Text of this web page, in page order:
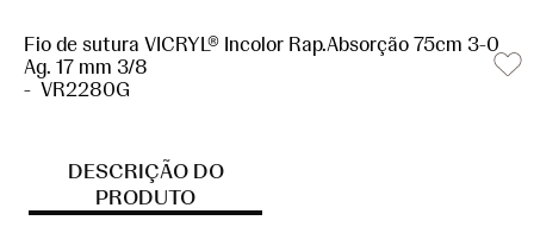
Fio de sutura VICRYL® Incolor Rap.Absorção 75cm 3-0
Ag. 17 mm 3/8
- VR2280G
DESCRIÇÃO DO
PRODUTO